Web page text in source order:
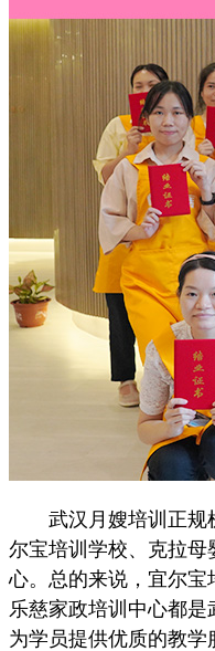
武汉月嫂培训正规
尔宝培训学校、克拉母
心。总的来说，宜尔宝
乐慈家政培训中心都是
为学员提供优质的教